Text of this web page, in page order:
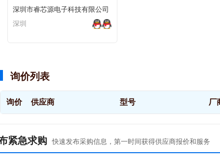
深圳市睿芯源电子科技有限公司
深圳
询价列表
询价 供应商 型号 厂
紧急求购 快速发布采购信息，第一时间获得供应商报价和服务